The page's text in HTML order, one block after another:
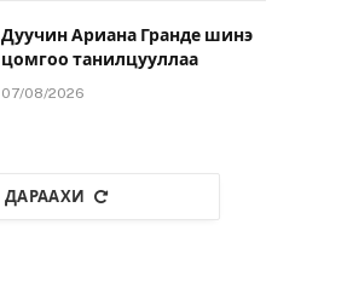
Дуучин Ариана Гранде шинэ
цомгоо танилцууллаа
07/08/2026
ДАРААХИ